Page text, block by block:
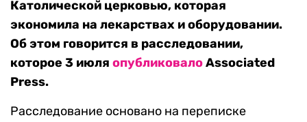
Католической церковью, которая
экономила на лекарствах и оборудовании.
Об этом говорится в расследовании,
которое 3 июля опубликовалоAssociated
Press.
Расследование основано на переписке